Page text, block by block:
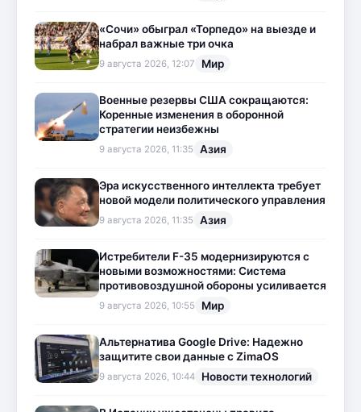
«Сочи» обыграл «Торпедо» на выезде и
набрал важные три очка
9 августа 2026, 12:07 Мир
Военные резервы США сокращаются:
Коренные изменения в оборонной
стратегии неизбежны
9 августа 2026, 11:35 Азия
Эра искусственного интеллекта требует
новой модели политического управления
9 августа 2026, 11:35 Азия
Истребители F-35 модернизируются с
новыми возможностями: Система
противовоздушной обороны усиливается
9 августа 2026, 10:55 Мир
Альтернатива Google Drive: Надежно
защитите свои данные с ZimaOS
9 августа 2026, 10:44 Новости технологий